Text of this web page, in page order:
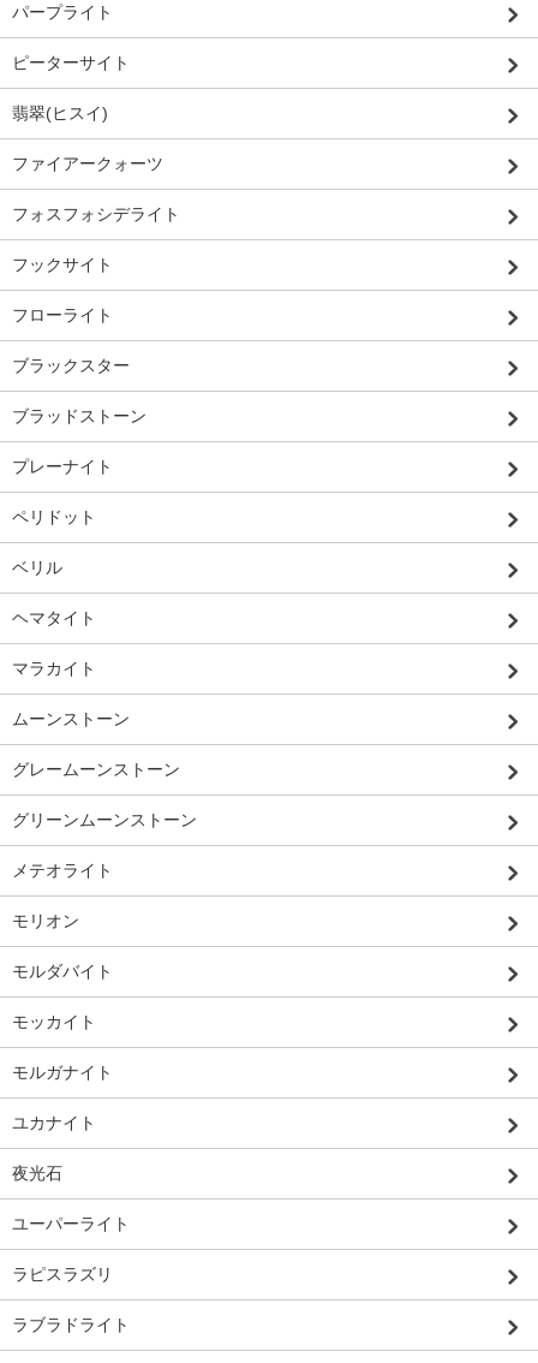
パープライト
ピーターサイト
翡翠(ヒスイ)
ファイアークォーツ
フォスフォシデライト
フックサイト
フローライト
ブラックスター
ブラッドストーン
プレーナイト
ペリドット
ベリル
ヘマタイト
マラカイト
ムーンストーン
グレームーンストーン
グリーンムーンストーン
メテオライト
モリオン
モルダバイト
モッカイト
モルガナイト
ユカナイト
夜光石
ユーパーライト
ラピスラズリ
ラブラドライト